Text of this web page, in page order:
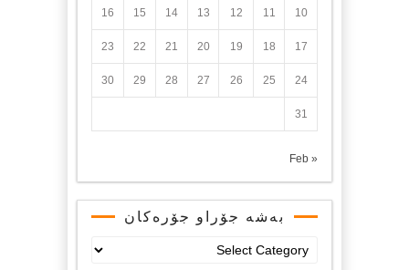
10
11
12
13
14
15
16
17
18
19
20
21
22
23
24
25
26
27
28
29
30
31
« Feb
بەشە جۆراو جۆرەکان